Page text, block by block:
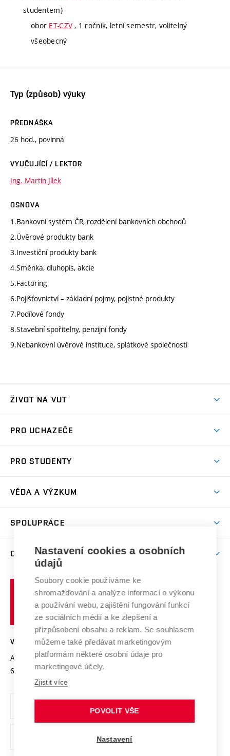
studentem)
obor ET-CZV , 1 ročník, letní semestr, volitelný
všeobecný
Typ (způsob) výuky
PŘEDNÁŠKA
26 hod., povinná
VYUČUJÍCÍ / LEKTOR
Ing. Martin Jílek
OSNOVA
1.Bankovní systém ČR, rozdělení bankovních obchodů
2.Úvěrové produkty bank
3.Investiční produkty bank
4.Směnka, dluhopis, akcie
5.Factoring
6.Pojišťovnictví – základní pojmy, pojistné produkty
7.Podílové fondy
8.Stavební spořitelny, penzijní fondy
9.Nebankovní úvěrové instituce, splátkové společnosti
ŽIVOT NA VUT
Koleje
Sport na VUT
PRO UCHAZEČE
Dny otevřených dveří
Celoživotní vzdělávání
E-přihláška
PRO STUDENTY
Harmonogram akademického roku
Závěrečné práce
Doktorské studium
Zpracování osobních údajů studentů
Sociální bezpečí
Studium bez bariér
Podpora podnikání
VĚDA A VÝZKUM
Mezinárodní vědecká rada
Systém zajišťování kvality výzkumu
Výzkumné infrastruktury
Transfer znalostí
Open Science
Projekty
Projekty ze strukturálních fondů
Specifický výzkum
SPOLUPRÁCE
Zahraniční spolupráce
Spolupráce se školami
Služby univerzity
Mezinárodní dohody
Univerzitní sítě
O UNIVERZITĚ
Profil univerzity
Udržitelná univerzita
Podnikavá univerzita / ContriBUTe
Bezpečná univerzita
Vyznamenání
Organizační struktura
Ochrana osobních údajů
odkaz)
učení
technické
VYSOKÉ UČENÍ TECHNICKÉ V BRNĚ
Antonínská 548/1
602 00 Brno
www.vut.cz
vut@vutbr.cz
Nastavení cookies a osobních
údajů
Soubory cookie používáme ke
shromažďování a analýze informací o výkonu
a používání webu, zajištění fungování funkcí
ze sociálních médií a ke zlepšení a
přizpůsobení obsahu a reklam. Se souhlasem
můžeme také předávat marketingovým
platformám některé osobní údaje pro
marketingové účely.
Zjistit více
POVOLIT VŠE
Nastavení